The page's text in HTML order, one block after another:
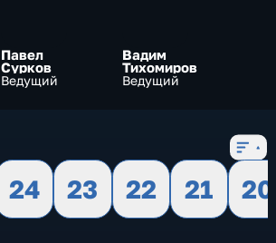
Павел
Сурков
Ведущий
Вадим
Тихомиров
Ведущий
24 23 22 21
20